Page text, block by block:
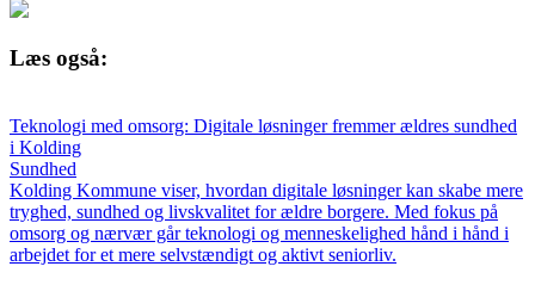
Læs også:
Teknologi med omsorg: Digitale løsninger fremmer ældres sundhed
i Kolding
Sundhed
Kolding Kommune viser, hvordan digitale løsninger kan skabe mere
tryghed, sundhed og livskvalitet for ældre borgere. Med fokus på
omsorg og nærvær går teknologi og menneskelighed hånd i hånd i
arbejdet for et mere selvstændigt og aktivt seniorliv.